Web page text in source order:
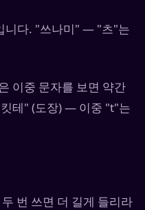
니다. "쓰나미" — "츠"는
이중 문자를 보면 약간
테" (도장) — 이중 "t"는
번 쓰면 더 길게 들리라